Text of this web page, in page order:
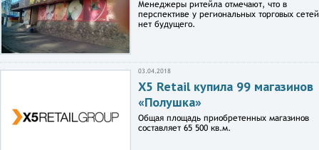
Менеджеры ритейла отмечают, что в
перспективе у региональных торговых сетей
нет будущего.
03.04.2018
X5 Retail купила 99 магазинов
«Полушка»
Общая площадь приобретенных магазинов
составляет 65 500 кв.м.